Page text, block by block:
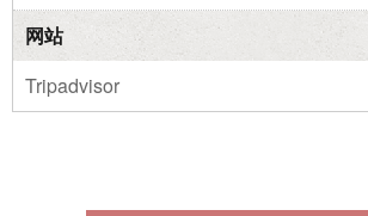
网站
Tripadvisor